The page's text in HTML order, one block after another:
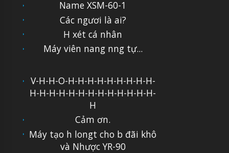
Name XSM-60-1
Các ngươi là ai?
H xét cá nhân
Máy viên nang nng tự...
V-H-H-O-H-H-H-H-H-H-H-H-H-
H-H-H-H-H-H-H-H-H-H-H-H-H-
H
Cảm ơn.
Máy tạo h longt cho b đãi khô
và Nhược YR-90